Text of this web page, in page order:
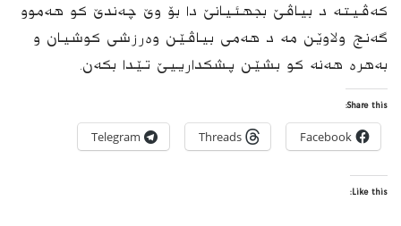
كەڤیتە د بیاڤێ بجهئیانێ دا بۆ وێ چەندێ كو هەموو
گەنج ولاوێن مە د هەمی بیاڤێن وەرزشی كوشیان و
بەهرە هەنە كو بشێن پشكدارییێ تێدا بكەن.
Share this:
Facebook
Threads
Telegram
Like this: